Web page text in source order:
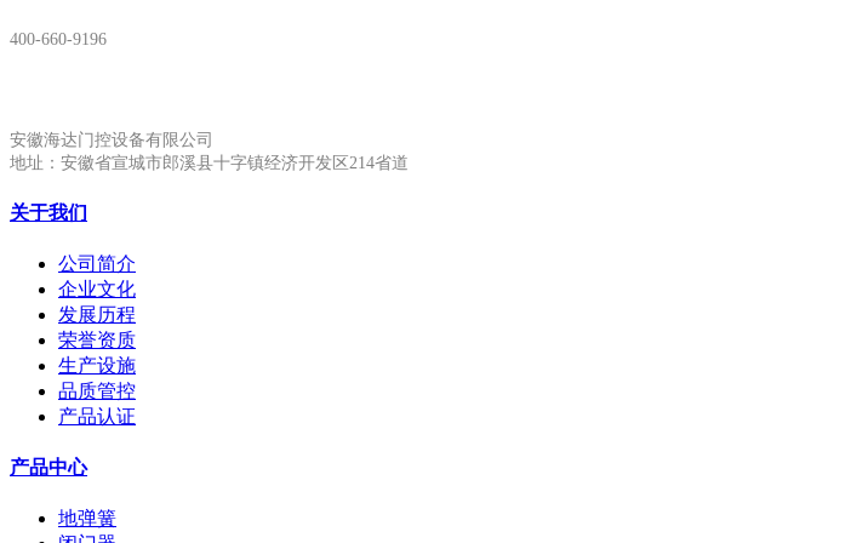
400-660-9196
安徽海达门控设备有限公司
地址：安徽省宣城市郎溪县十字镇经济开发区214省道
关于我们
公司简介
企业文化
发展历程
荣誉资质
生产设施
品质管控
产品认证
产品中心
地弹簧